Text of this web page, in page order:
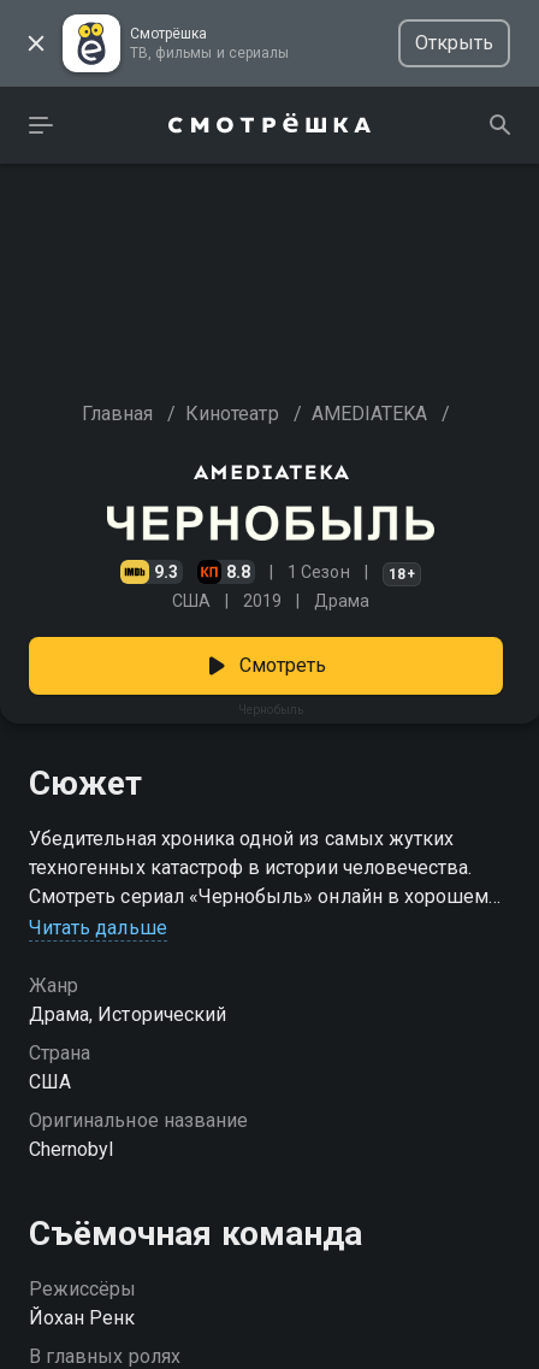
Смотрёшка
ТВ, фильмы и сериалы
Открыть
Главная / Кинотеатр / AMEDIATEKA /
9.3 8.8 1 Сезон 18+
США 2019 Драма
Чернобыль
Смотреть
Сюжет
Убедительная хроника одной из самых жутких
техногенных катастроф в истории человечества.
Смотреть сериал «Чернобыль» онлайн в хорошем
качестве вы можете в подписке Амедиатека в
Читать дальше
Жанр
Драма, Исторический
Страна
США
Оригинальное название
Chernobyl
Съёмочная команда
Режиссёры
Йохан Ренк
В главных ролях